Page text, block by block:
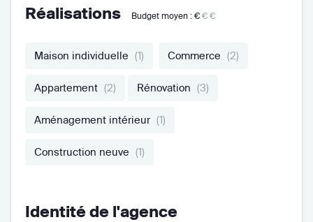
Réalisations Budget moyen : €€€
Maison individuelle (1) Commerce (2)
Appartement (2) Rénovation (3)
Aménagement intérieur (1)
Construction neuve (1)
Identité de l'agence